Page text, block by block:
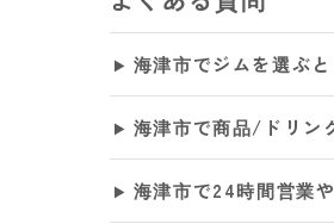
海津市でジムを選ぶ
海津市で商品/ドリン
海津市で24時間営業